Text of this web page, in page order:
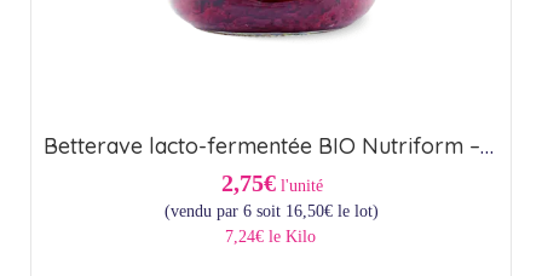
Betterave lacto-fermentée BIO Nutriform – Origine France (44,6cl)
2,75€ l'unité
(vendu par 6 soit 16,50€le lot)
7,24€ le Kilo